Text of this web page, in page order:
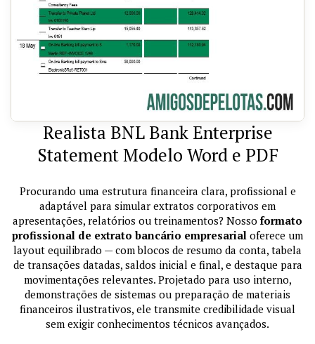
Realista BNL Bank Enterprise
Statement Modelo Word e PDF
Procurando uma estrutura financeira clara, profissional e
adaptável para simular extratos corporativos em
apresentações, relatórios ou treinamentos? Nosso formato
profissional de extrato bancário empresarial oferece um
layout equilibrado — com blocos de resumo da conta, tabela
de transações datadas, saldos inicial e final, e destaque para
movimentações relevantes. Projetado para uso interno,
demonstrações de sistemas ou preparação de materiais
financeiros ilustrativos, ele transmite credibilidade visual
sem exigir conhecimentos técnicos avançados.